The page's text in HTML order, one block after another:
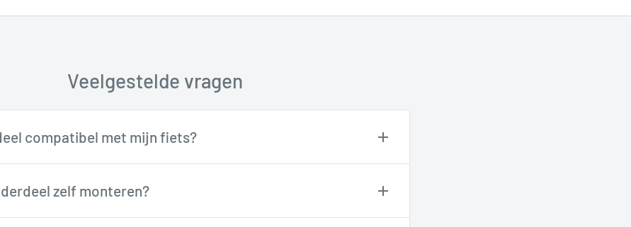
Veelgestelde vragen
compatibel met mijn fiets?
kunnen je adviseren over compatibiliteit. Neem contact op
voor persoonlijk advies.
zelf monteren?
zijn goed zelf te monteren met basisgereedschap. Twijfel je?